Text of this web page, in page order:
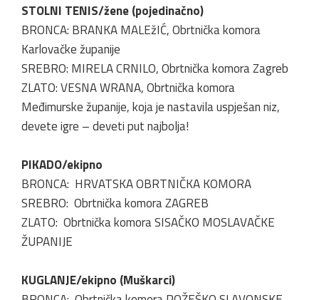
STOLNI TENIS/žene (pojedinačno)
BRONCA: BRANKA MALEžIĆ, Obrtnička komora
Karlovačke županije
SREBRO: MIRELA CRNILO, Obrtnička komora Zagreb
ZLATO: VESNA WRANA, Obrtnička komora
Međimurske županije, koja je nastavila uspješan niz,
devete igre – deveti put najbolja!
PIKADO/ekipno
BRONCA: HRVATSKA OBRTNIČKA KOMORA
SREBRO: Obrtnička komora ZAGREB
ZLATO: Obrtnička komora SISAČKO MOSLAVAČKE
ŽUPANIJE
KUGLANJE/ekipno (Muškarci)